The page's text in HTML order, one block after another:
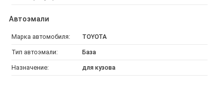
Автоэмали
Марка автомобиля: TOYOTA
Тип автоэмали: База
Назначение: для кузова